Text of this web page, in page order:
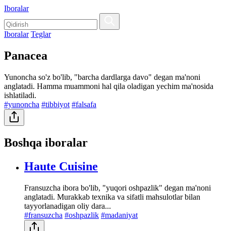
Iboralar
Iboralar Teglar
Panacea
Yunoncha so'z bo'lib, "barcha dardlarga davo" degan ma'noni
anglatadi. Hamma muammoni hal qila oladigan yechim ma'nosida
ishlatiladi.
#yunoncha #tibbiyot #falsafa
Boshqa iboralar
Haute Cuisine
Fransuzcha ibora bo'lib, "yuqori oshpazlik" degan ma'noni
anglatadi. Murakkab texnika va sifatli mahsulotlar bilan
tayyorlanadigan oliy dara...
#fransuzcha #oshpazlik #madaniyat